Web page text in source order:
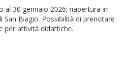
al 30 gennaio 2026; riapertura in
San Biagio. Possibilità di prenotare
per attività didattiche.